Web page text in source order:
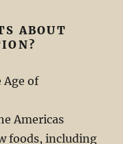
ABOUT
Age of
Americas
foods, including